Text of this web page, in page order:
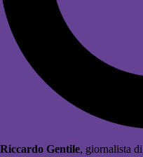
Riccardo Gentile, giornalista di